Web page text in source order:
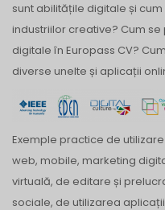
sunt abilitățile digitale și
industriilor creative? Cum
digitale în Europass CV?
diverse unelte și aplicații
Exemple practice de
web, mobile, marketing
virtuală, de editare și
sociale, de utilizarea